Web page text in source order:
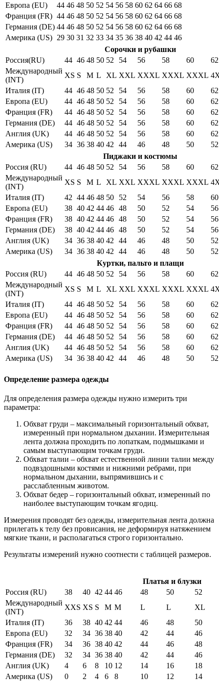
Европа (EU)
44 46 48 50 52 54 56 58 60 62 64 66 68
Франция (FR) 44 46 48 50 52 54 56 58 60 62 64 66 68
Германия (DE) 44 46 48 50 52 54 56 58 60 62 64 66 68
Америка (US) 29 30 31 32 33 34 35 36 38 40 42 44 46
Сорочки и рубашки
Россия(RU)
44 46 48 50 52 54 56 58 60
62
Международный
(INT)
XS S M L XL XXL XXXL XXXL XXXL
Италия (IT)
44 46 48 50 52 54 56 58 60
62
Европа (EU)
44 46 48 50 52 54 56 58 60
62
Франция (FR)
44 46 48 50 52 54 56 58 60
62
Германия (DE)
44 46 48 50 52 54 56 58 60
62
Англия (UK)
44 46 48 50 52 54 56 58 60
62
Америка (US)
34 36 38 40 42 44 46 48 50
52
Пиджаки и костюмы
Россия (RU)
44 46 48 50 52 54 56 58 60
62
Международный
(INT)
XS S M L XL XXL XXXL XXXL XXXL
Италия (IT)
42 44 46 48 50 52 54 56 58
60
Европа (EU)
38 40 42 44 46 48 50 52 54
56
Франция (FR)
38 40 42 44 46 48 50 52 54
56
Германия (DE)
38 40 42 44 46 48 50 52 54
56
Англия (UK)
34 36 38 40 42 44 46 48 50
52
Америка (US)
34 36 38 40 42 44 46 48 50
52
Куртки, пальто и плащи
Россия (RU)
44 46 48 50 52 54 56 58 60
62
Международный
(INT)
XS S M L XL XXL XXXL XXXL XXXL
Италия (IT)
44 46 48 50 52 54 56 58 60
62
Европа (EU)
44 46 48 50 52 54 56 58 60
62
Франция (FR)
44 46 48 50 52 54 56 58 60
62
Германия (DE)
44 46 48 50 52 54 56 58 60
62
Англия (UK)
44 46 48 50 52 54 56 58 60
62
Америка (US)
34 36 38 40 42 44 46 48 50 52
Определение размера одежды
Для определения размера одежды нужно измерить три
параметра:
Обхват груди – максимальный горизонтальный обхват,
измеренный при нормальном дыхании. Измерительная
лента должна проходить по лопаткам, подмышками и
самым выступающим точкам груди.
Обхват талии – обхват естественной линии талии между
подвздошными костями и нижними ребрами, при
нормальном дыхании, выпрямившись и с
расслабленным животом.
Обхват бедер – горизонтальный обхват, измеренный по
наиболее выступающим точкам ягодиц.
Измерения проводят без одежды, измерительная лента должна
прилегать к телу без провисания, не деформируя натяжением
мягкие ткани, и располагаться строго горизонтально.
Результаты измерений нужно соотнести с таблицей размеров.
Платья и блузки
Россия (RU)
38 40 42 44 46 48 50
52
Международный
(INT)
XXS XS S M M L L
XL
Италия (IT)
36 38 40 42 44 46 48
50
Европа (EU)
32 34 36 38 40 42 44
46
Франция (FR)
34 36 38 40 42 44 46
48
Германия (DE)
32 34 36 38 40 42 44
46
Англия (UK)
4 6 8 10 12 14 16
18
Америка (US)
0 2 4 6 8 10 12 14